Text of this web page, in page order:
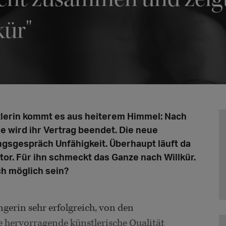
kommt es aus heiterem Himmel: Nach
wird ihr Vertrag beendet. Die neue
Unfähigkeit. Überhaupt läuft da
Für ihn schmeckt das Ganze nach Willkür.
möglich sein?
sehr erfolgreich, von den
künstlerische Qualität